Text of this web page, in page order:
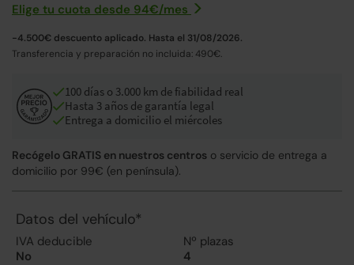
Elige tu cuota desde 94€/mes
-4.500€ descuento aplicado. Hasta el 31/08/2026.
Transferencia y preparación no incluida: 490€.
100 días o 3.000 km de fiabilidad real
Hasta 3 años de garantía legal
Entrega a domicilio el miércoles
Recógelo GRATIS en nuestros centros o servicio de entrega a
domicilio por 99€ (en península).
Datos del vehículo*
IVA deducible
No
Nº plazas
4